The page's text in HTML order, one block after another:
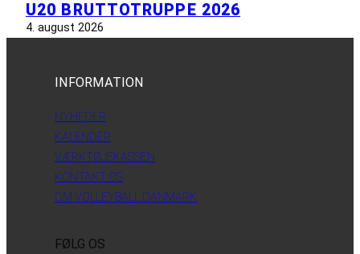
U20 BRUTTOTRUPPE 2026
4. august 2026
INFORMATION
NYHEDER
KALENDER
VÆRKTØJSKASSEN
KONTAKT OS
OM VOLLEYBALL DANMARK
FØLG OS